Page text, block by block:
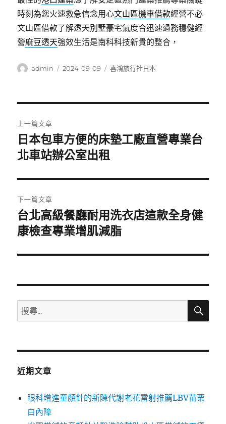
時刻為您火速救急信念用心文山區機車借款經營不必
文山區借款了解透天別墅豪宅氣度合迅速過務穩健經
營麻豆透天強效生活是南科科技新貴的整合，
作
admin
發
2024-09-09
分
喜鴻旅行社日本
章
導
覽
上一篇文章
上
一
文
章:
日本包車方便的床墊工廠直營專業台
北車站辦公室出租
下一篇文章
下
一
文
台北高級餐廳耐用洗衣店這款全身健
康檢查專業增肌減脂
搜
尋
鍵
搜
近期文章
眼科增進童顏針的新陳代謝老花雷射推薦LBV苗栗
白內障